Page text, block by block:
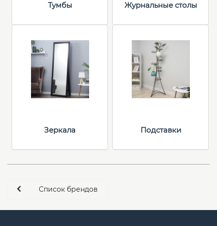
Тумбы Журнальные столы
Зеркала Подставки
Список брендов